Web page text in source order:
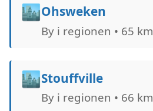
🏙️Ohsweken
By i regionen • 65 km
🏙️Stouffville
By i regionen • 66 km